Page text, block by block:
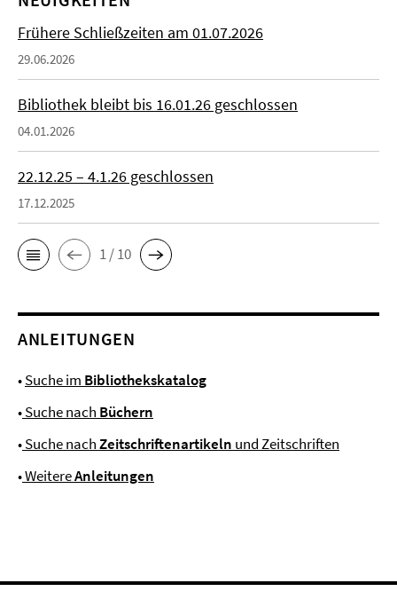
Frühere Schließzeiten am 01.07.2026
29.06.2026
Bibliothek bleibt bis 16.01.26 geschlossen
04.01.2026
22.12.25 – 4.1.26 geschlossen
17.12.2025
1 / 10
ANLEITUNGEN
•Suche im Bibliothekskatalog
•Suche nach Büchern
•Suche nachZeitschriftenartikeln und Zeitschriften
•WeitereAnleitungen